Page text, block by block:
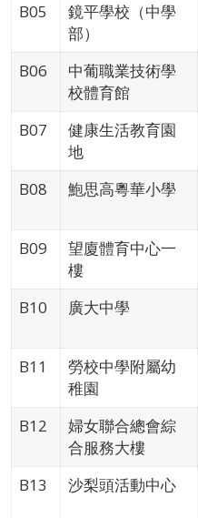
B05
鏡平學校（中學
部）
B06
中葡職業技術學
校體育館
B07
健康生活教育園
地
B08
鮑思高粵華小學
B09
望廈體育中心一
樓
B10
廣大中學
B11
勞校中學附屬幼
稚園
B12
婦女聯合總會綜
合服務大樓
B13
沙梨頭活動中心